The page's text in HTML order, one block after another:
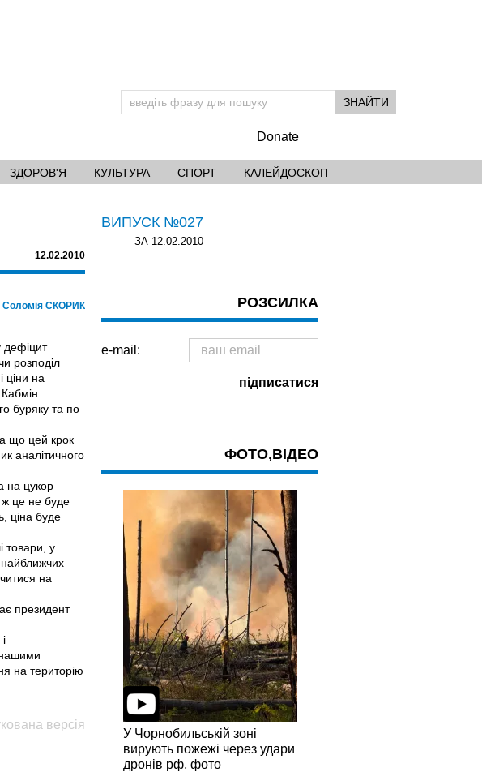
Donate
ЗДОРОВ'Я КУЛЬТУРА СПОРТ КАЛЕЙДОСКОП
12.02.2010
Соломія СКОРИК
дефіцит
розподіл
ціни на
буряку та по
що цей крок
аналітичного
на цукор
ж це не буде
ціна буде
товари, у
найближчих
на
президент
нашими
на територію
версія
ВИПУСК №027
ЗА 12.02.2010
РОЗСИЛКА
e-mail:
ФОТО,ВІДЕО
У Чорнобильській зоні
вирують пожежі через удари
дронів рф, фото